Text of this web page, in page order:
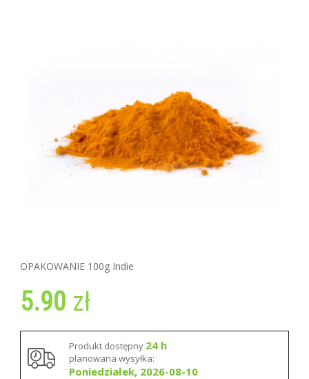
OPAKOWANIE 100g Indie
5.90 zł
Produkt dostępny 24 h
planowana wysyłka:
Poniedziałek, 2026-08-10